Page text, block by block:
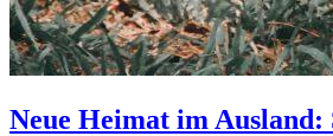
Neue Heimat im